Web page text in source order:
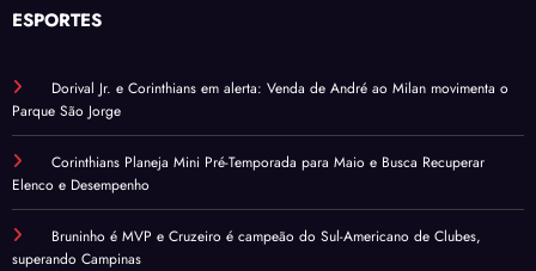
ESPORTES
Dorival Jr. e Corinthians em alerta: Venda de André ao Milan movimenta o
Parque São Jorge
Corinthians Planeja Mini Pré-Temporada para Maio e Busca Recuperar
Elenco e Desempenho
Bruninho é MVP e Cruzeiro é campeão do Sul-Americano de Clubes,
superando Campinas